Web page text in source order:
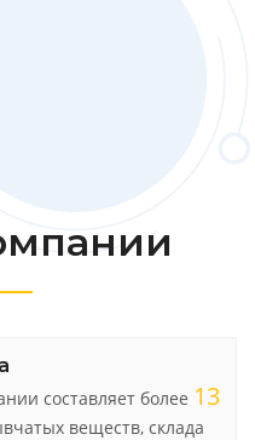
более520сотрудников,
составляет более 13
веществ, склада
месторождении и по
весь объем